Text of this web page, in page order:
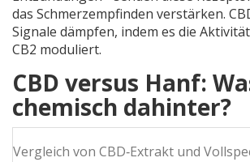
das Schmerzempfinden verstärken.
Signale dämpfen, indem es die
CB2 moduliert.
CBD versus Hanf:
chemisch dahinter?
Vergleich von CBD‑Extrakt und